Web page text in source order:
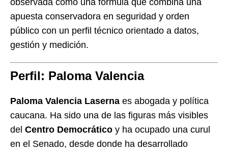
apuesta conservadora en seguridad y orden
público con un perfil técnico orientado a datos,
gestión y medición.
Perfil: Paloma Valencia
Paloma Valencia Laserna es abogada y política
caucana. Ha sido una de las figuras más visibles
del Centro Democrático y ha ocupado una curul
en el Senado, desde donde ha desarrollado